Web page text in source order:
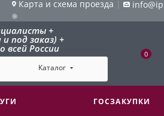
Карта и схема проезда |
+
под заказ) +
всей России
Каталог
0
ГОСЗАКУПКИ